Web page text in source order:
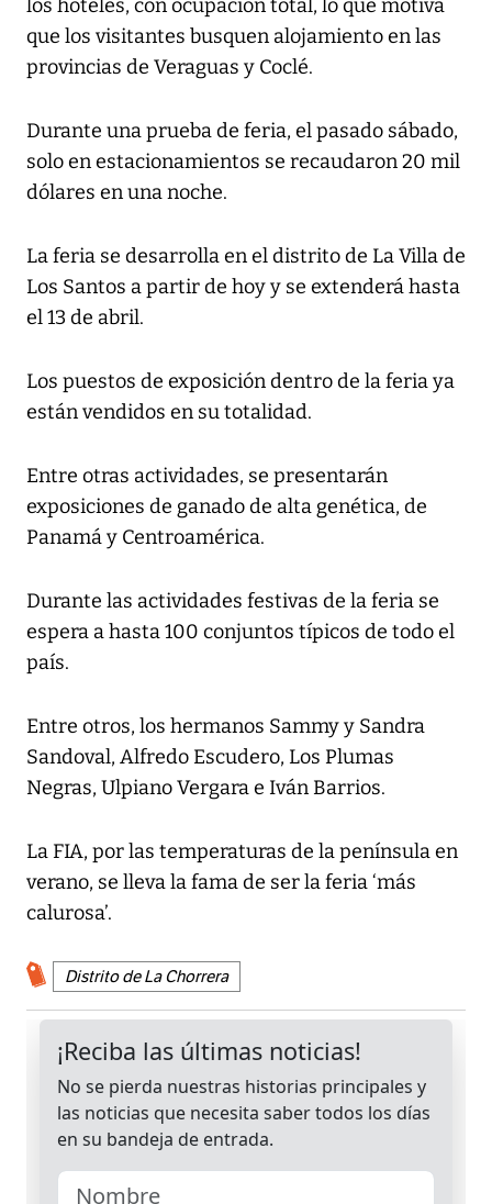
los hoteles, con ocupación total, lo que motiva
que los visitantes busquen alojamiento en las
provincias de Veraguas y Coclé.
Durante una prueba de feria, el pasado sábado,
solo en estacionamientos se recaudaron 20 mil
dólares en una noche.
La feria se desarrolla en el distrito de La Villa de
Los Santos a partir de hoy y se extenderá hasta
el 13 de abril.
Los puestos de exposición dentro de la feria ya
están vendidos en su totalidad.
Entre otras actividades, se presentarán
exposiciones de ganado de alta genética, de
Panamá y Centroamérica.
Durante las actividades festivas de la feria se
espera a hasta 100 conjuntos típicos de todo el
país.
Entre otros, los hermanos Sammy y Sandra
Sandoval, Alfredo Escudero, Los Plumas
Negras, Ulpiano Vergara e Iván Barrios.
La FIA, por las temperaturas de la península en
verano, se lleva la fama de ser la feria ‘más
calurosa’.
Distrito de La Chorrera